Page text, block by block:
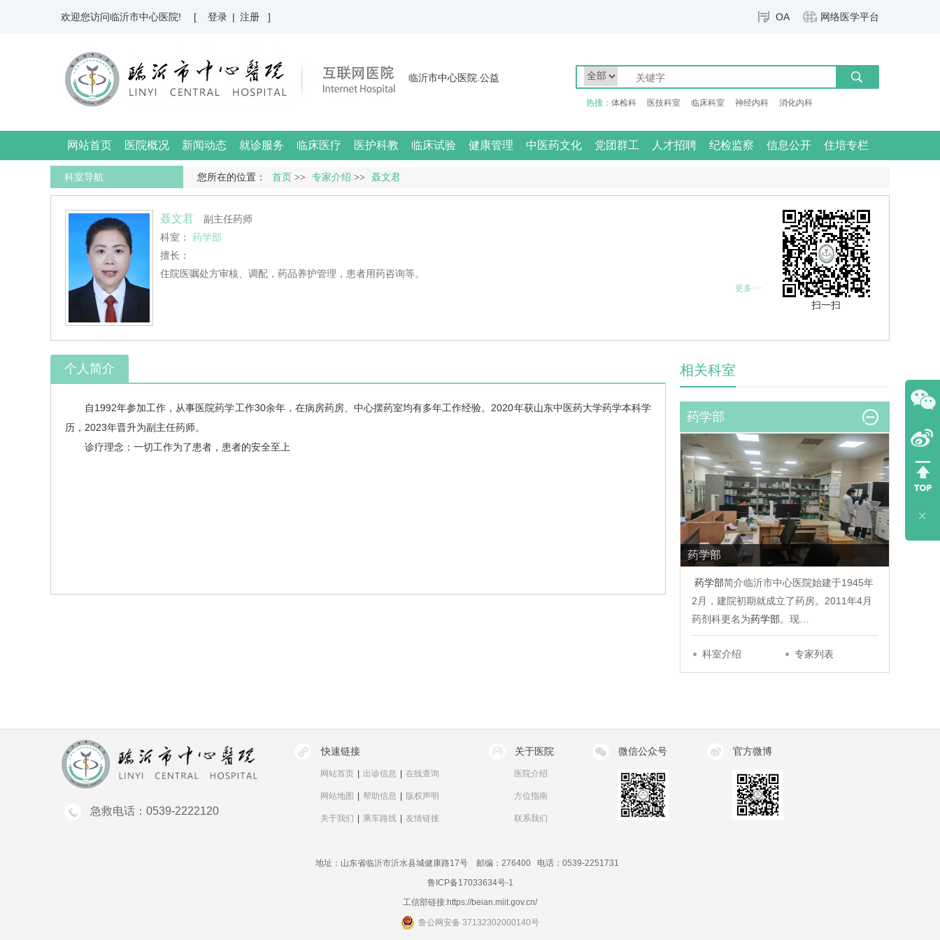
OA 网络医学平台
欢迎您访问临沂市中心医院! [ 登录 | 注册 ]
临沂市中心医院.公益
热搜： 体检科 医技科室 临床科室 神经内科 消化内科
网站首页 医院概况 新闻动态 就诊服务 临床医疗 医护科教 临床试验 健康管理 中医药文化 党团群工 人才招聘 纪检监察 信息公开 住培专栏
您所在的位置： 首页 >> 专家介绍 >> 聂文君
科室导航
聂文君
副主任药师
科室： 药学部
擅长：
住院医嘱处方审核、调配，药品养护管理，患者用药咨询等。
更多>>
扫一扫
个人简介
自1992年参加工作，从事医院药学工作30余年，在病房药房、中心摆药室均有多年工作经验。2020年获山东中医药大学药学本科学
历，2023年晋升为副主任药师。
诊疗理念：一切工作为了患者，患者的安全至上
相关科室
药学部
药学部
药学部简介临沂市中心医院始建于1945年
2月，建院初期就成立了药房。2011年4月
药剂科更名为药学部。现…
科室介绍 专家列表
急救电话：0539-2222120
快速链接
网站首页 出诊信息 在线查询
网站地图 帮助信息 版权声明
关于我们 乘车路线 友情链接
关于医院
医院介绍
方位指南
联系我们
微信公众号 官方微博
地址：山东省临沂市沂水县城健康路17号 邮编：276400 电话：0539-2251731
鲁ICP备17033634号-1
工信部链接:https://beian.miit.gov.cn/
鲁公网安备 37132302000140号